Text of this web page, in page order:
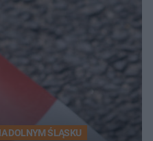
DOLNYM ŚLĄSKU